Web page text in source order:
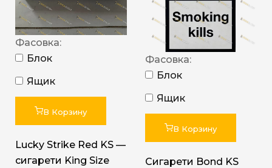
Фасовка:
Блок
Ящик
В Корзину
Lucky Strike Red KS —
сигарети King Size
Фасовка:
Блок
Ящик
В Корзину
Сигарети Bond KS